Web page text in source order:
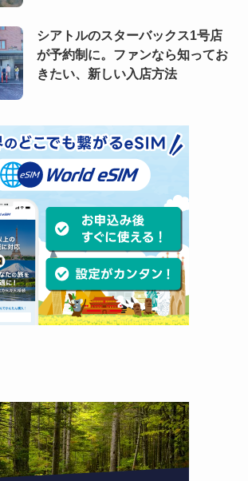
シアトルのスターバックス1号店
が予約制に。ファンなら知ってお
きたい、新しい入店方法